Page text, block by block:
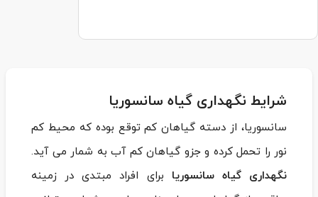
شرایط نگهداری گیاه سانسوریا
سانسوریا، از دسته گیاهان کم توقع بوده که محیط کم
نور را تحمل کرده و جزو گیاهان کم آب به شمار می ‌آید.
نگهداری گیاه سانسوریا برای افراد مبتدی در زمینه